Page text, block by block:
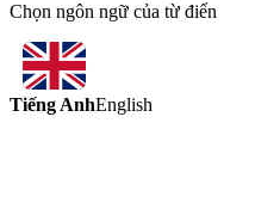
Chọn ngôn ngữ của từ điển
Tiếng AnhEnglish